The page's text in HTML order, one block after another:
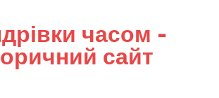
часом –
сайт